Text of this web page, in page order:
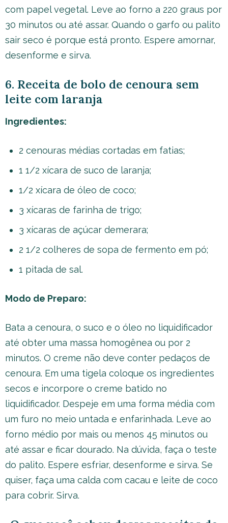
com papel vegetal. Leve ao forno a 220 graus por
30 minutos ou até assar. Quando o garfo ou palito
sair seco é porque está pronto. Espere amornar,
desenforme e sirva.
6. Receita de bolo de cenoura sem
leite com laranja
Ingredientes:
2 cenouras médias cortadas em fatias;
1 1/2 xícara de suco de laranja;
1/2 xícara de óleo de coco;
3 xícaras de farinha de trigo;
3 xícaras de açúcar demerara;
2 1/2 colheres de sopa de fermento em pó;
1 pitada de sal.
Modo de Preparo:
Bata a cenoura, o suco e o óleo no liquidificador
até obter uma massa homogênea ou por 2
minutos. O creme não deve conter pedaços de
cenoura. Em uma tigela coloque os ingredientes
secos e incorpore o creme batido no
liquidificador. Despeje em uma forma média com
um furo no meio untada e enfarinhada. Leve ao
forno médio por mais ou menos 45 minutos ou
até assar e ficar dourado. Na dúvida, faça o teste
do palito. Espere esfriar, desenforme e sirva. Se
quiser, faça uma calda com cacau e leite de coco
para cobrir. Sirva.